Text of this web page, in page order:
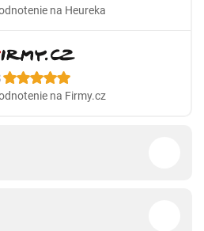
na Heureka
na Firmy.cz